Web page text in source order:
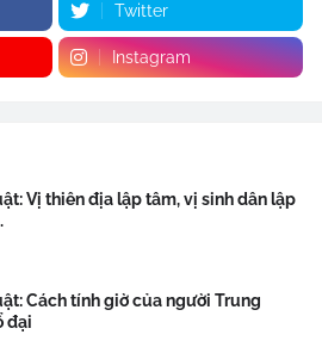
Twitter
Instagram
Vị thiên địa lập tâm, vị sinh dân lập
Cách tính giờ của người Trung
đại